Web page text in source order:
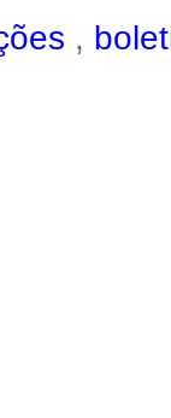
,